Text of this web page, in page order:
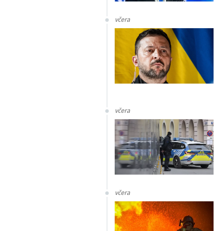
včera
včera
včera